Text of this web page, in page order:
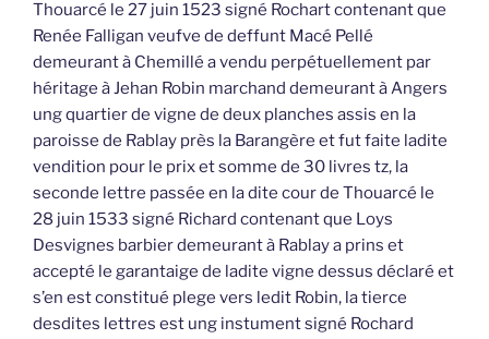
Thouarcé le 27 juin 1523 signé Rochart contenant que
Renée Falligan veufve de deffunt Macé Pellé
demeurant à Chemillé a vendu perpétuellement par
héritage à Jehan Robin marchand demeurant à Angers
ung quartier de vigne de deux planches assis en la
paroisse de Rablay près la Barangère et fut faite ladite
vendition pour le prix et somme de 30 livres tz, la
seconde lettre passée en la dite cour de Thouarcé le
28 juin 1533 signé Richard contenant que Loys
Desvignes barbier demeurant à Rablay a prins et
accepté le garantaige de ladite vigne dessus déclaré et
s’en est constitué plege vers ledit Robin, la tierce
desdites lettres est ung instument signé Rochard